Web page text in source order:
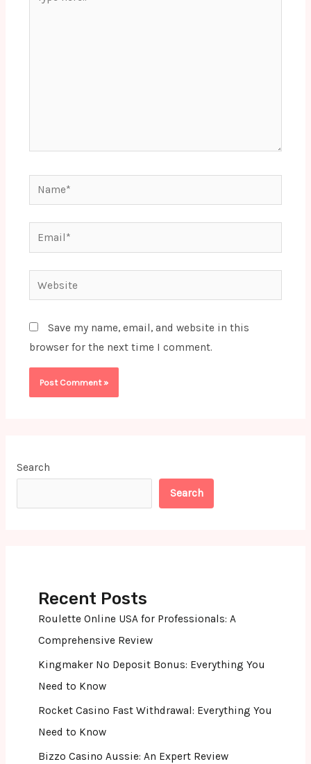
here..
Name*
Email*
Website
Save my name, email, and website in this
browser for the next time I comment.
Search
Search
Recent Posts
Roulette Online USA for Professionals: A
Comprehensive Review
Kingmaker No Deposit Bonus: Everything You
Need to Know
Rocket Casino Fast Withdrawal: Everything You
Need to Know
Bizzo Casino Aussie: An Expert Review